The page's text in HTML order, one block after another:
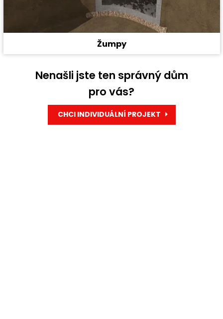
Žumpy
Nenašli jste ten správný dům
pro vás?
CHCI INDIVIDUÁLNÍ PROJEKT